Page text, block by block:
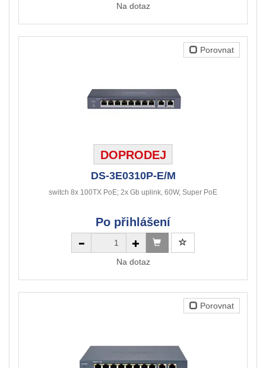
Na dotaz
Porovnat
DOPRODEJ
DS-3E0310P-E/M
switch 8x 100TX PoE; 2x Gb uplink, 60W, Super PoE
Po přihlášení
Na dotaz
Porovnat